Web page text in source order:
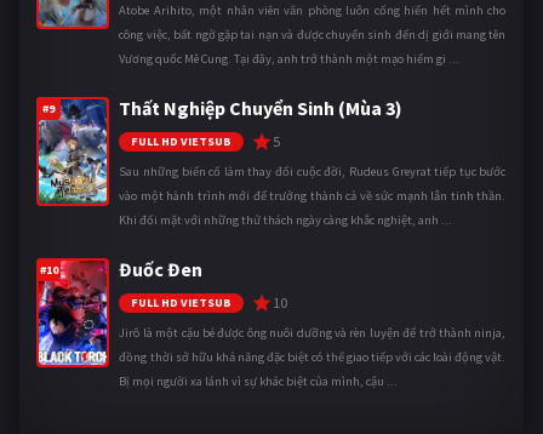
Atobe Arihito, một nhân viên văn phòng luôn cống hiến hết mình cho
công việc, bất ngờ gặp tai nạn và được chuyển sinh đến dị giới mang tên
Vương quốc Mê Cung. Tại đây, anh trở thành một mạo hiểm gi ...
#9 Thất Nghiệp Chuyển Sinh (Mùa 3)
FULL HD VIETSUB 5
Sau những biến cố làm thay đổi cuộc đời, Rudeus Greyrat tiếp tục bước
vào một hành trình mới để trưởng thành cả về sức mạnh lẫn tinh thần.
Khi đối mặt với những thử thách ngày càng khắc nghiệt, anh ...
#10 Đuốc Đen
FULL HD VIETSUB 10
Jirô là một cậu bé được ông nuôi dưỡng và rèn luyện để trở thành ninja,
đồng thời sở hữu khả năng đặc biệt có thể giao tiếp với các loài động vật.
Bị mọi người xa lánh vì sự khác biệt của mình, cậu ...